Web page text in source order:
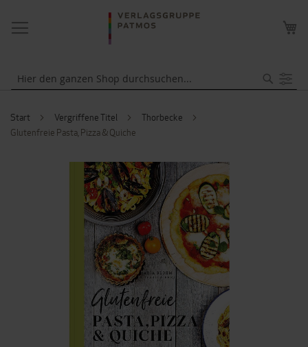
NAVIGATION
UMSCHALTEN
Start Vergriffene Titel
Thorbecke
Glutenfreie Pasta, Pizza & Quiche
ZUM
ENDE
DER
BILDERGALERIE
SPRINGEN